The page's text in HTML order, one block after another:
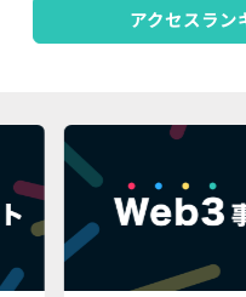
アクセスラン